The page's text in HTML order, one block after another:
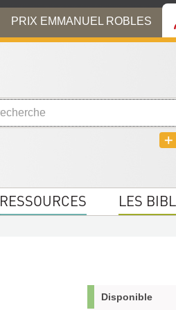
PRIX EMMANUEL ROBLES
RESSOURCES LES
Disponible